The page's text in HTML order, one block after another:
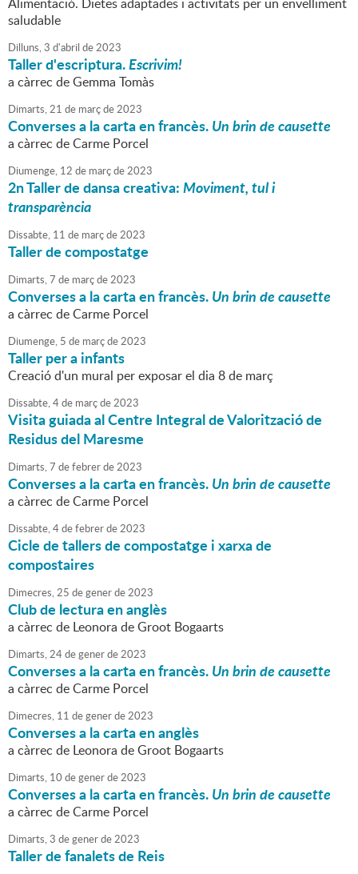
saludable
Dilluns,3 d'abril de2023
Taller d'escriptura.Escrivim!
a càrrec de Gemma Tomàs
Dimarts,21 de marçde2023
Converses a la carta en francès.Un brin de causette
a càrrec de Carme Porcel
Diumenge, 12 de marçde2023
2n Taller de dansa creativa:Moviment, tul i
transparència
Dissabte, 11 de marçde2023
Taller de compostatge
Dimarts,7 de marçde2023
Converses a la carta en francès.Un brin de causette
a càrrec de Carme Porcel
Diumenge, 5 de marçde2023
Taller per a infants
Creació d'un mural per exposar el dia 8 de març
Dissabte,4de marçde2023
Visita guiada al Centre Integral de Valorització de
Residus del Maresme
Dimarts,7 defebrerde2023
Converses a la carta en francès.Un brin de causette
a càrrec de Carme Porcel
Dissabte,4defebrerde2023
Cicle de tallers de compostatge i xarxa de
compostaires
Dimecres,25 degenerde2023
Club de lectura en anglès
a càrrec de Leonora de Groot Bogaarts
Dimarts,24degenerde2023
Converses a la carta en francès.Un brin de causette
a càrrec de Carme Porcel
Dimecres, 11 degenerde2023
Converses a la carta en anglès
a càrrec de Leonora de Groot Bogaarts
Dimarts, 10 degenerde2023
Converses a la carta en francès.Un brin de causette
a càrrec de Carme Porcel
Dimarts,3 degenerde2023
Taller de fanalets de Reis